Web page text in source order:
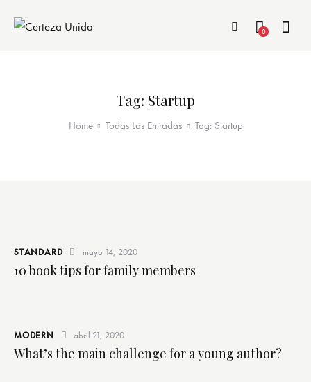
0
Tag: Startup
Home Todas Las Entradas Tag: Startup
STANDARD mayo 14, 2020
10 book tips for family members
MODERN abril 21, 2020
What’s the main challenge for a young author?